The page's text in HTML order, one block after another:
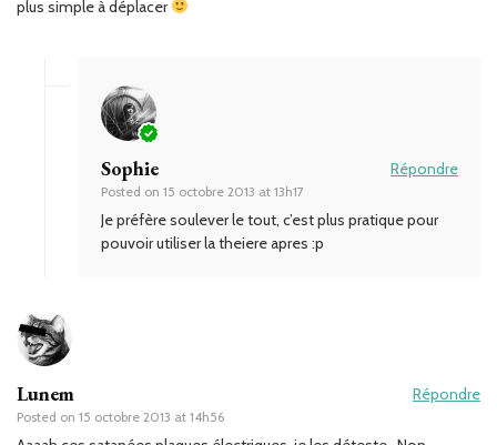
plus simple à déplacer
Sophie
Posted on 15 octobre 2013 at 13h17
Répondre
Je préfère soulever le tout, c’est plus pratique pour
pouvoir utiliser la theiere apres :p
Lunem
Posted on 15 octobre 2013 at 14h56
Répondre